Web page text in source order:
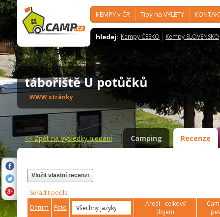
KEMPY v ČR Tipy na VÝLETY
hledej: Kempy ČESKO Kempy SLOVENSKO
tábořiště U potůčků
WWW stránky
<<Zpět na výsledky hledání Camping Recenze
Vložit vlastní recenzi
Seřadit podle
Datum
Foto
Areál - celkový
dojem